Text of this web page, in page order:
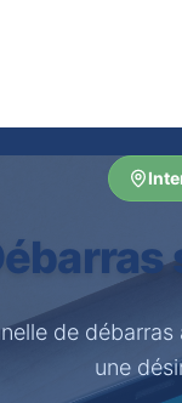
de
une